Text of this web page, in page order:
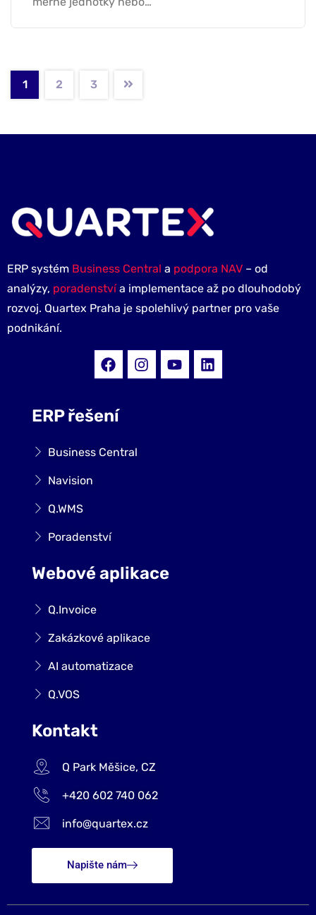
1 2 3
ERP systém Business Central a podpora NAV – od
analýzy, poradenstvía implementace až po dlouhodobý
rozvoj. Quartex Praha je spolehlivý partner pro vaše
podnikání.
ERP řešení
Business Central
Navision
Q.WMS
Poradenství
Webové aplikace
Q.Invoice
Zakázkové aplikace
AI automatizace
Q.VOS
Kontakt
Q Park Měšice, CZ
+420 602 740 062
info@quartex.cz
Napište nám